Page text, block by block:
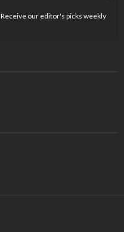
Receive our editor's picks weekly